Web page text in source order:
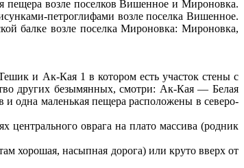
пещера возле поселков Вишенное и Мироновка.
петроглифами возле поселка Вишенное.
балке возле поселка Мироновка: Мироновка,
и Ак-Кая 1 в котором есть участок стены с
других безымянных, смотри: Ак-Кая — Белая
одна маленькая пещера расположены в северо-
центрального оврага на плато массива (родник
хорошая, насыпная дорога) или круто вверх от